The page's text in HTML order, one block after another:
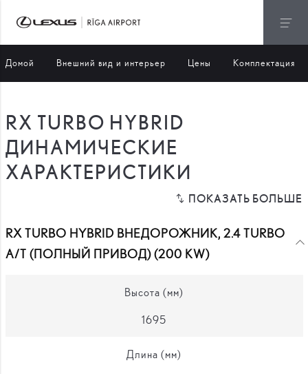
Домой Внешний вид и интерьер Цены Комплектация
RX TURBO HYBRID
ДИНАМИЧЕСКИЕ
ХАРАКТЕРИСТИКИ
RX TURBO HYBRID ВНЕДОРОЖНИК, 2.4 TURBO
A/T (ПОЛНЫЙ ПРИВОД) (200 KW)
Высота (мм)
1695
Длина (мм)